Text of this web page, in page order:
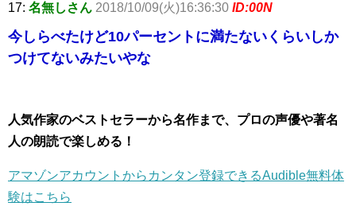
17: 名無しさん 2018/10/09(火)16:36:30 ID:00N
今しらべたけど10パーセントに満たないくらいしか
つけてないみたいやな
人気作家のベストセラーから名作まで、プロの声優や著名
人の朗読で楽しめる！
アマゾンアカウントからカンタン登録できるAudible無料体
験はこちら